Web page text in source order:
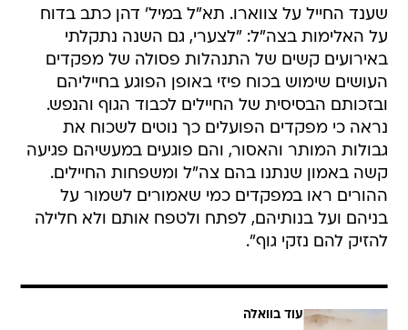
שענד החייל על צווארו. תא"ל במיל' דהן כתב בדוח
על האלימות בצה"ל: "לצערי, גם השנה נתקלתי
באירועים קשים של התנהלות פסולה של מפקדים
העושים שימוש בכוח פיזי באופן הפוגע בחייליהם
ובזכותם הבסיסית של החיילים לכבוד הגוף והנפש.
נראה כי מפקדים הפועלים כך נוטים לשכוח את
גבולות המותר והאסור, והם פוגעים במעשיהם פגיעה
קשה באמון שנתנו בהם צה"ל ומשפחות החיילים.
ההורים ראו במפקדים כמי שאמורים לשמור על
בניהם ועל בנותיהם, לפתח ולטפח אותם ולא חלילה
להזיק להם נזקי גוף".
עוד בוואלה